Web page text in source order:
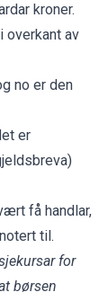
kroner.
overkant av
no er den
er
få handlar,
til.
for
børsen